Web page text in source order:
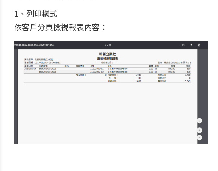
1、列印樣式
依客戶分頁檢視報表內容：